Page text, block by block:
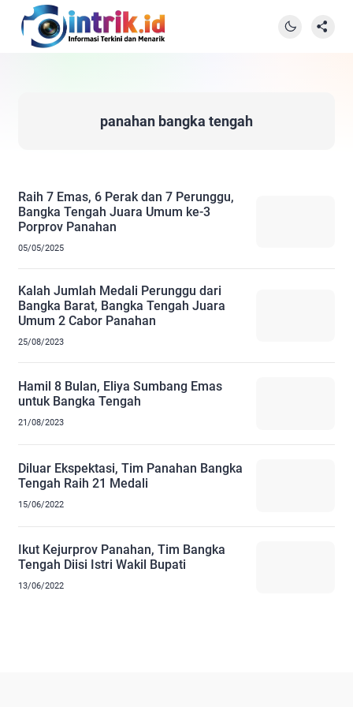
panahan bangka tengah
Raih 7 Emas, 6 Perak dan 7 Perunggu,
Bangka Tengah Juara Umum ke-3
Porprov Panahan
05/05/2025
Kalah Jumlah Medali Perunggu dari
Bangka Barat, Bangka Tengah Juara
Umum 2 Cabor Panahan
25/08/2023
Hamil 8 Bulan, Eliya Sumbang Emas
untuk Bangka Tengah
21/08/2023
Diluar Ekspektasi, Tim Panahan Bangka
Tengah Raih 21 Medali
15/06/2022
Ikut Kejurprov Panahan, Tim Bangka
Tengah Diisi Istri Wakil Bupati
13/06/2022